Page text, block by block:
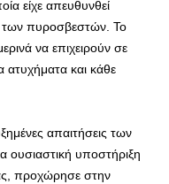
είχε απευθυνθεί
των πυροσβεστών. Το
να επιχειρούν σε
και κάθε
απαιτήσεις των
ουσιαστική υποστήριξη
προχώρησε στην